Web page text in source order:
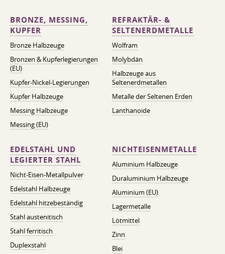
BRONZE, MESSING,
KUPFER
Bronze Halbzeuge
Bronzen & Kupferlegierungen
(EU)
Kupfer-Nickel-Legierungen
Kupfer Halbzeuge
Messing Halbzeuge
Messing (EU)
REFRAKTÄR- &
SELTENERDMETALLE
Wolfram
Molybdän
Halbzeuge aus
Seltenerdmetallen
Metalle der Seltenen Erden
Lanthanoide
EDELSTAHL UND
LEGIERTER STAHL
Nicht-Eisen-Metallpulver
Edelstahl Halbzeuge
Edelstahl hitzebeständig
Stahl austenitisch
Stahl ferritisch
Duplexstahl
NICHTEISENMETALLE
Aluminium Halbzeuge
Duraluminium Halbzeuge
Aluminium (EU)
Lagermetalle
Lötmittel
Zinn
Blei